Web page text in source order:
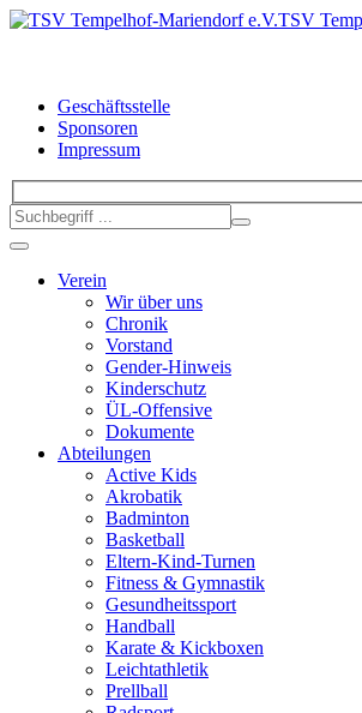
TSV
Geschäftsstelle
Sponsoren
Impressum
Verein
Wir über uns
Chronik
Vorstand
Gender-Hinweis
Kinderschutz
ÜL-Offensive
Dokumente
Abteilungen
Active Kids
Akrobatik
Badminton
Basketball
Eltern-Kind-Turnen
Fitness & Gymnastik
Gesundheitssport
Handball
Karate & Kickboxen
Leichtathletik
Prellball